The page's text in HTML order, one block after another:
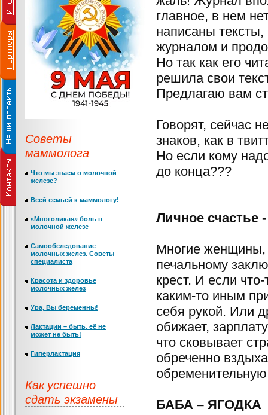
главное, в нем
написаны
журналом и
Но так как его
решила свои
Предлагаю вам
Говорят, сейчас
знаков, как в
Но если кому
до конца???
Личное счастье
Многие женщины,
печальному
крест. И если
каким-то иным
себя рукой. Или
обижает,
что сковывает
обреченно
БАБА – ЯГОДКА
Советы
маммолога
Что мы знаем о молочной
железе?
Всей семьей к маммологу!
«Многоликая» боль в
молочной железе
Самообследование
молочных желез. Советы
специалиста
Красота и здоровье
молочных желез
Ура, Вы беременны!
Лактации – быть, её не
может не быть!
Гиперлактация
Как успешно
сдать экзамены